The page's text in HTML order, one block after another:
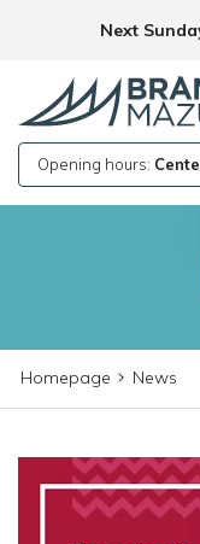
Next
Opening hours:
Homepage News